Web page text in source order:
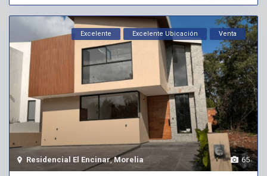
65
Residencial El Encinar,Morelia
Excelente Excelente Ubicación Venta